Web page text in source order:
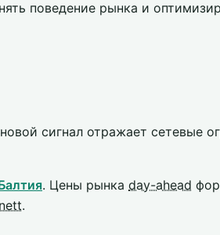
поведение рынка и
сигнал отражает сетевые
. Цены рынка day-ahead
.